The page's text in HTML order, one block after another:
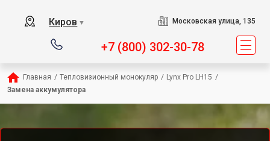
Киров ▼ Московская улица, 135
+7 (800) 302-30-78
Главная / Тепловизионный монокуляр / Lynx Pro LH15 /
Замена аккумулятора